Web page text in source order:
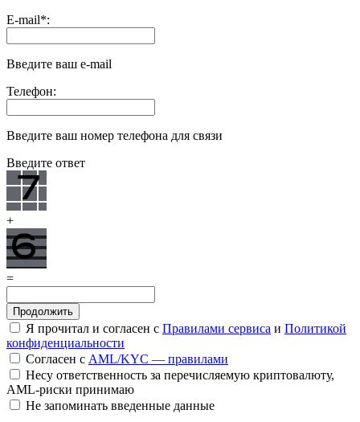
E-mail*:
Введите ваш e-mail
Телефон:
Введите ваш номер телефона для связи
Введите ответ
+
=
Я прочитал и согласен с Правилами сервиса и Политикой
конфиденциальности
Согласен с AML/KYC — правилами
Несу ответственность за перечисляемую криптовалюту,
AML-риски принимаю
Не запоминать введенные данные